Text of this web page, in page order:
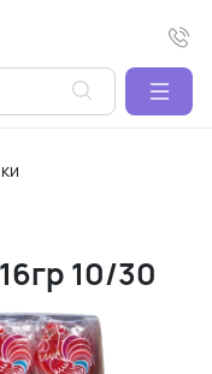
10/30